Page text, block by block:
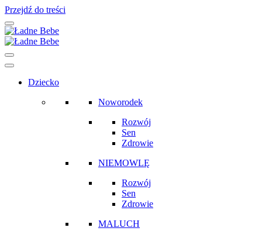
Przejdź do treści
Main
Navigation
Dziecko
Noworodek
Rozwój
Sen
Zdrowie
NIEMOWLĘ
Rozwój
Sen
Zdrowie
MALUCH